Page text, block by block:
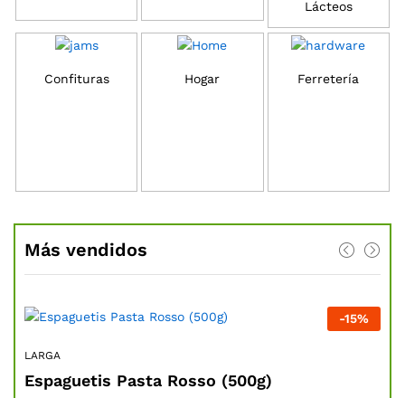
Lácteos
Confituras Hogar Ferretería
Más vendidos
-15%
LARGA
Espaguetis Pasta Rosso (500g)